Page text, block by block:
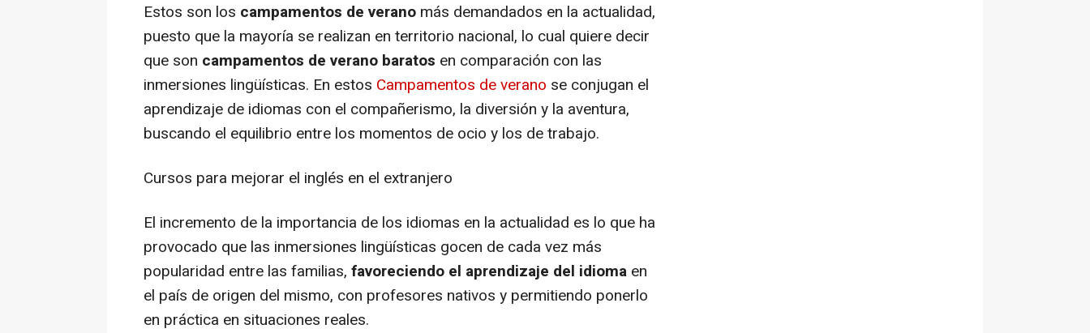
Estos son los campamentos de verano más demandados en la actualidad,
puesto que la mayoría se realizan en territorio nacional, lo cual quiere decir
que son campamentos de verano baratos en comparación con las
inmersiones lingüísticas. En estos Campamentos de verano se conjugan el
aprendizaje de idiomas con el compañerismo, la diversión y la aventura,
buscando el equilibrio entre los momentos de ocio y los de trabajo.
Cursos para mejorar el inglés en el extranjero
El incremento de la importancia de los idiomas en la actualidad es lo que ha
provocado que las inmersiones lingüísticas gocen de cada vez más
popularidad entre las familias, favoreciendo el aprendizaje del idioma en
el país de origen del mismo, con profesores nativos y permitiendo ponerlo
en práctica en situaciones reales.